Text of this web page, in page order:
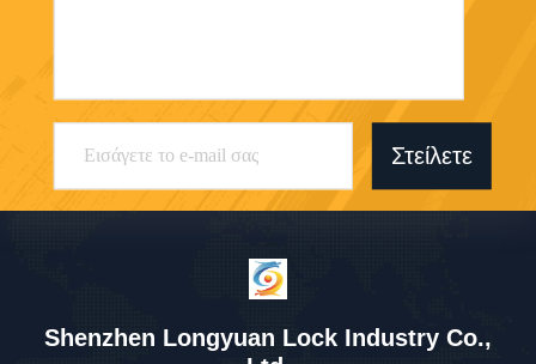
Στείλετε
Shenzhen Longyuan Lock Industry Co.,